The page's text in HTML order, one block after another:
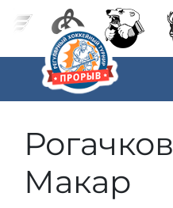
Рогачков
Макар